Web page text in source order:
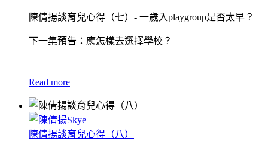
陳倩揚談育兒心得（七）- 一歲入playgroup是否太早？
下一集預告：應怎樣去選擇學校？
Read more
陳倩揚談育兒心得（八）